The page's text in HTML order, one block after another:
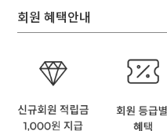
회원 혜택안내